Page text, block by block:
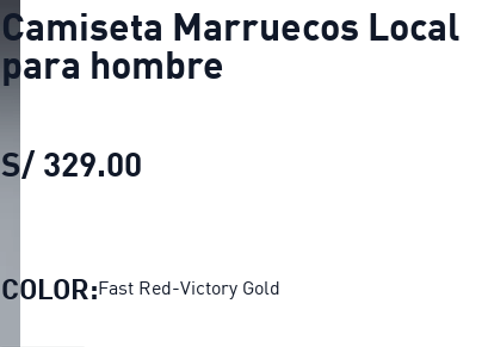
Camiseta Marruecos Local
para hombre
S/ 329.00
COLOR:Fast Red-Victory Gold